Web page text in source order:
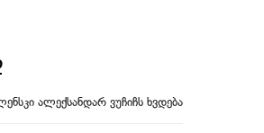
ალექსანდარ ვუჩიჩს ხვდება